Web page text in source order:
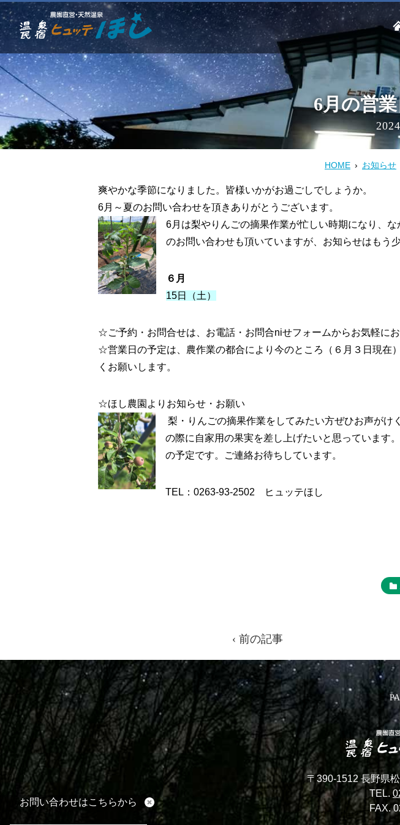
6月の営
HOME お知らせ
爽やかな季節になりました。皆様いかがお過ごしでしょうか。
6月～夏のお問い合わせを頂きありがとうございます。
6月は梨やりんごの摘果作業が忙しい時期になり、
のお問い合わせも頂いていますが、お知らせはもう
６月
15日（土）
☆ご予約・お問合せは、お電話・お問合niせフォームからお気軽に
☆営業日の予定は、農作業の都合により今のところ（６月３日現在
くお願いします。
☆ほし農園よりお知らせ・お願い
梨・りんごの摘果作業をしてみたい方ぜひお声が
の際に自家用の果実を差し上げたいと思っています
の予定です。ご連絡お待ちしています。
TEL：0263-93-2502 ヒュッテほし
‹ 前の記事
〒390-1512 長野県
TEL.
FAX.
お問い合わせはこちらから